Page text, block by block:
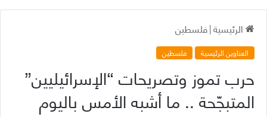
الرئيسية|فلسطين
العناوين الرئيسية فلسطين
حرب تموز وتصريحات “الإسرائيليين”
المتبجّحة .. ما أشبه الأمس باليوم